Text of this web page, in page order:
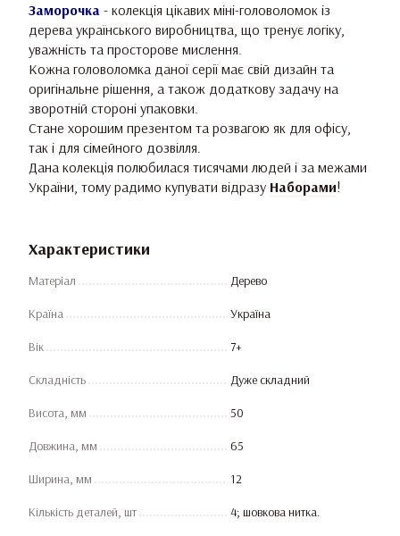
Заморочка - колекція цікавих міні-головоломок із
дерева українського виробництва, що тренує логіку,
уважність та просторове мислення.
Кожна головоломка даної серії має свій дизайн та
оригінальне рішення, а також додаткову задачу на
зворотній стороні упаковки.
Стане хорошим презентом та розвагою як для офісу,
так і для сімейного дозвілля.
Дана колекція полюбилася тисячами людей і за межами
України, тому радимо купувати відразу Наборами!
Характеристики
Матеріал Дерево
Країна Україна
Вік 7+
Складність Дуже складний
Висота, мм 50
Довжина, мм 65
Ширина, мм 12
Кількість деталей, шт 4; шовкова нитка.